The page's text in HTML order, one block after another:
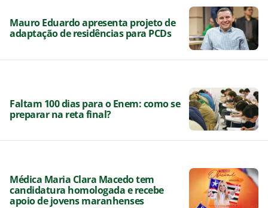
Mauro Eduardo apresenta projeto de
adaptação de residências para PCDs
Faltam 100 dias para o Enem: como se
preparar na reta final?
Médica Maria Clara Macedo tem
candidatura homologada e recebe
apoio de jovens maranhenses